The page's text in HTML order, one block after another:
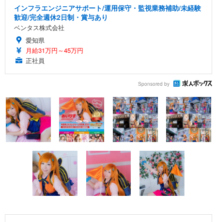
インフラエンジニアサポート/運用保守・監視業務補助/未経験
歓迎/完全週休2日制・賞与あり
ベンタス株式会社
愛知県
月給31万円～45万円
正社員
Sponsored by